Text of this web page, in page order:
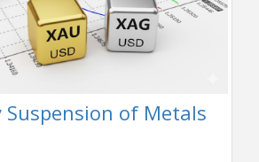
Suspension of Metals